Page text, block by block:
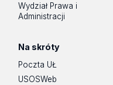
Wydział Prawa i
Administracji
Na skróty
Poczta UŁ
USOSWeb